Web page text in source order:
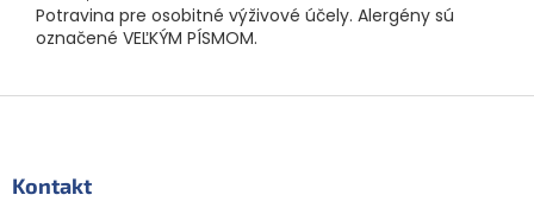
Potravina pre osobitné výživové účely. Alergény sú
označené VEĽKÝM PÍSMOM.
Kontakt